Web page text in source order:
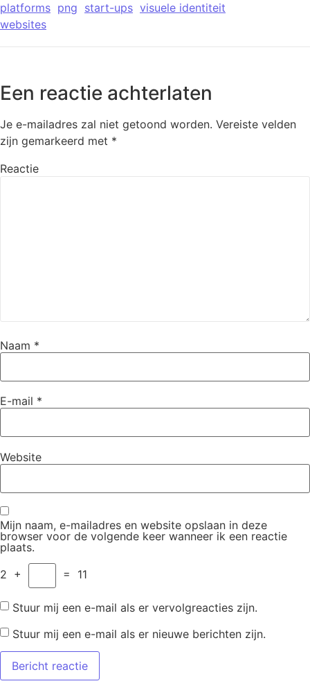
platforms png start-ups visuele identiteit
websites
Een reactie achterlaten
Je e-mailadres zal niet getoond worden. Vereiste velden
zijn gemarkeerd met *
Reactie
Naam *
E-mail *
Website
Mijn naam, e-mailadres en website opslaan in deze
browser voor de volgende keer wanneer ik een reactie
plaats.
2 + = 11
Stuur mij een e-mail als er vervolgreacties zijn.
Stuur mij een e-mail als er nieuwe berichten zijn.